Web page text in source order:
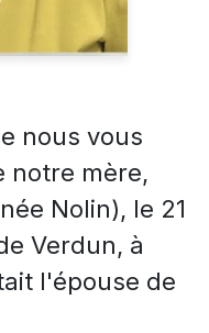
nous vous
notre mère,
Nolin), le 21
Verdun, à
l'épouse de